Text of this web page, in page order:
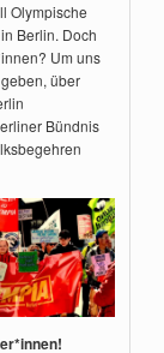
Olympische
Berlin. Doch
Um uns
über
Bündnis